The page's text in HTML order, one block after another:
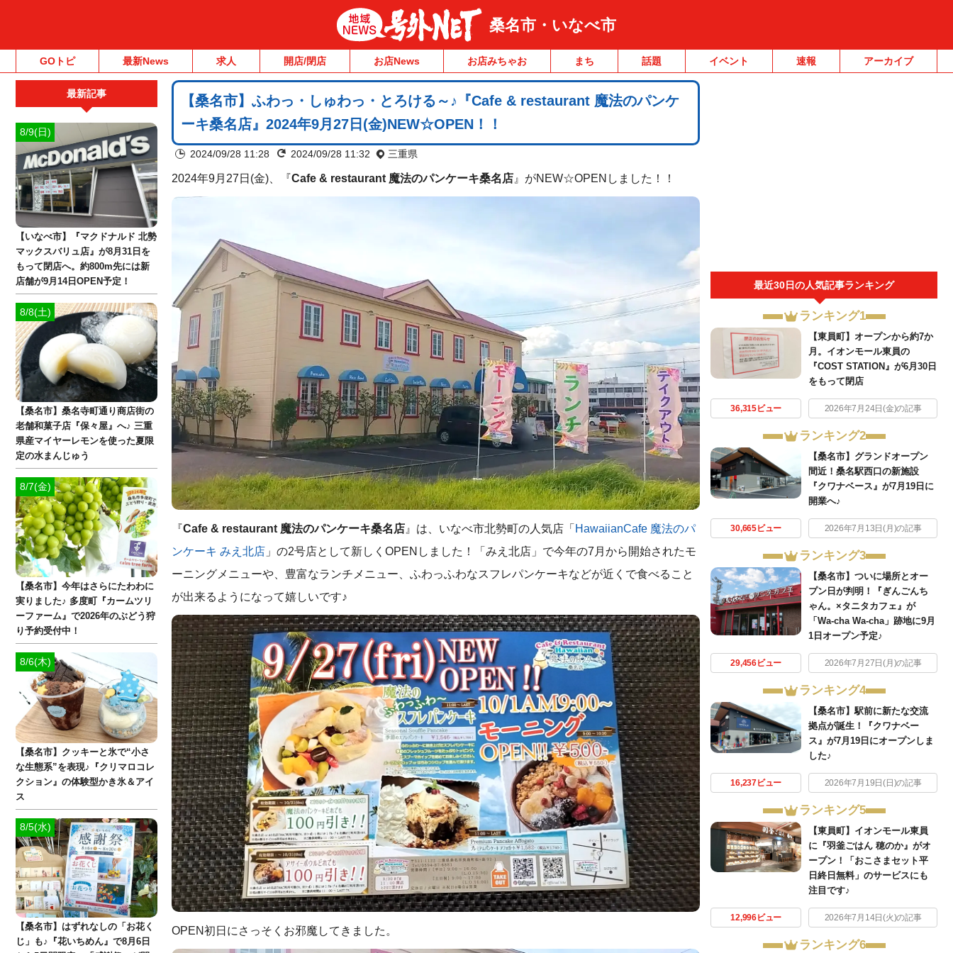
桑名市・いなべ市
GOトピ 最新News 求人 開店/閉店 お店News お店みちゃお まち 話題 イベント 速報 アーカイブ
【桑名市】ふわっ・しゅわっ・とろける～♪『Cafe & restaurant 魔法のパンケ
ーキ桑名店』2024年9月27日(金)NEW☆OPEN！！
2024/09/28 11:28 2024/09/28 11:32 三重県
2024年9月27日(金)、『Cafe & restaurant 魔法のパンケーキ桑名店 』がNEW☆OPENしました！！
『Cafe & restaurant 魔法のパンケーキ桑名店 』は、いなべ市北勢町の人気店「HawaiianCafe 魔法のパ
ンケーキ みえ北店 」の2号店として新しくOPENしました！「みえ北店」で今年の7月から開始されたモ
ーニングメニューや、豊富なランチメニュー、ふわっふわなスフレパンケーキなどが近くで食べること
が出来るようになって嬉しいです♪
OPEN初日にさっそくお邪魔してきました。
最近30日の人気記事ランキング
ランキング1
【東員町】オープンから約7か
月。イオンモール東員の
『COST STATION』が6月30日
をもって閉店
36,315ビュー 2026年7月24日(金)の記事
ランキング2
【桑名市】グランドオープン
間近！桑名駅西口の新施設
『クワナベース』が7月19日に
開業へ♪
30,665ビュー 2026年7月13日(月)の記事
ランキング3
【桑名市】ついに場所とオー
プン日が判明！『ぎんごんち
ゃん。×タニタカフェ』が
「Wa-cha Wa-cha」跡地に9月
1日オープン予定♪
29,456ビュー 2026年7月27日(月)の記事
ランキング4
【桑名市】駅前に新たな交流
拠点が誕生！『クワナベー
ス』が7月19日にオープンしま
した♪
16,237ビュー 2026年7月19日(日)の記事
ランキング5
【東員町】イオンモール東員
に『羽釜ごはん 穂のか』がオ
ープン！「おこさまセット平
日終日無料」のサービスにも
注目です♪
12,996ビュー 2026年7月14日(火)の記事
ランキング6
最新記事
8/9(日)
【いなべ市】『マクドナルド 北勢
マックスバリュ店』が8月31日を
もって閉店へ。約800m先には新
店舗が9月14日OPEN予定！
8/8(土)
【桑名市】桑名寺町通り商店街の
老舗和菓子店『保々屋』へ♪ 三重
県産マイヤーレモンを使った夏限
定の水まんじゅう
8/7(金)
【桑名市】今年はさらにたわわに
実りました♪ 多度町『カームツリ
ーファーム』で2026年のぶどう狩
り予約受付中！
8/6(木)
【桑名市】クッキーと氷で“小さ
な生態系”を表現♪『クリマロコレ
クション』の体験型かき氷＆アイ
ス
8/5(水)
【桑名市】はずれなしの「お花く
じ」も♪『花いちめん』で8月6日